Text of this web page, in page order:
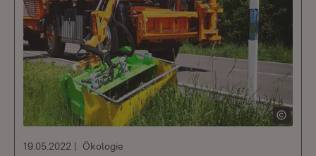
19.05.2022 Ökologie